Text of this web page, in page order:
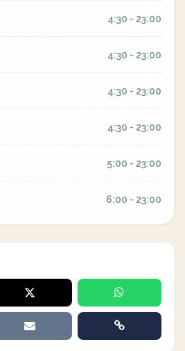
4:30 - 23:00
4:30 - 23:00
4:30 - 23:00
4:30 - 23:00
5:00 - 23:00
6:00 - 23:00